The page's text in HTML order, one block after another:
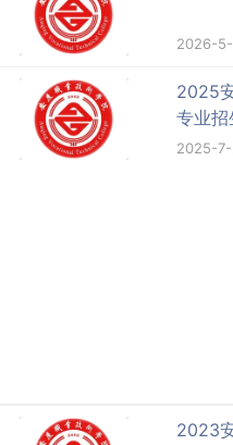
2026-
2025
专业
2025-
2023